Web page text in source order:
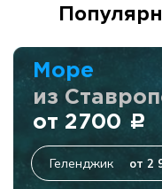
Море
из
от 2700 c
Геленджик от 2